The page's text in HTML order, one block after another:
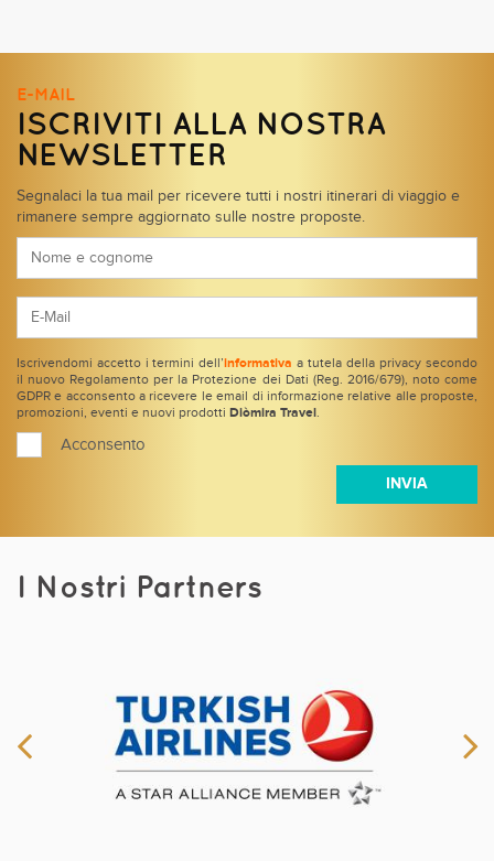
E-MAIL
ISCRIVITI ALLA NOSTRA
NEWSLETTER
Segnalaci la tua mail per ricevere tutti i nostri itinerari di viaggio e
rimanere sempre aggiornato sulle nostre proposte.
Iscrivendomi accetto i termini dell’ informativa a tutela della privacy secondo
il nuovo Regolamento per la Protezione dei Dati (Reg. 2016/679), noto come
GDPR e acconsento a ricevere le email di informazione relative alle proposte,
promozioni, eventi e nuovi prodotti Diòmira Travel .
Acconsento
I Nostri Partners